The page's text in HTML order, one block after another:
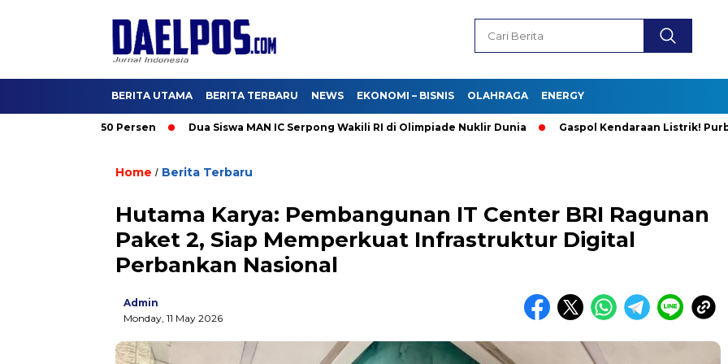
BERITA UTAMA BERITA TERBARU NEWS EKONOMI – BISNIS OLAHRAGA ENERGY
Daya 50 Persen Dua Siswa MAN IC Serpong Wakili RI di Olimpiade Nuklir Dunia Gaspol Kendaraan Listrik! Purbaya:
Home / Berita Terbaru
Hutama Karya: Pembangunan IT Center BRI Ragunan
Paket 2, Siap Memperkuat Infrastruktur Digital
Perbankan Nasional
Admin
Monday, 11 May 2026